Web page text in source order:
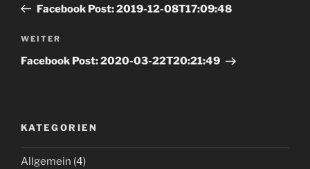
Beitrag
Facebook Post: 2019-12-08T17:09:48
Nächster
Beitrag
WEITER
Facebook Post: 2020-03-22T20:21:49
KATEGORIEN
Allgemein (4)